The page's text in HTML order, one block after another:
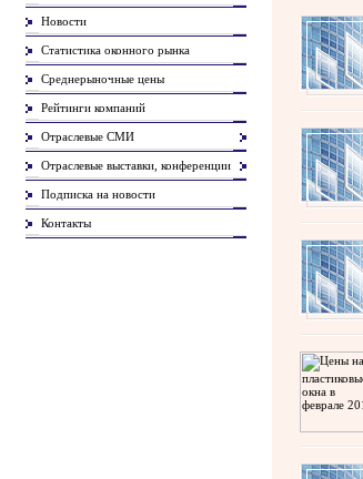
Новости
Статистика оконного рынка
Среднерыночные цены
Рейтинги компаний
Отраслевые СМИ
Отраслевые выставки, конференции
Подписка на новости
Контакты